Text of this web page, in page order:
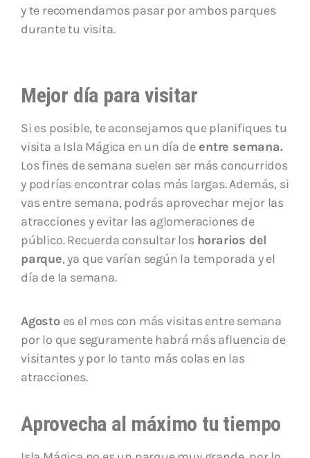
y te recomendamos pasar por ambos parques
durante tu visita.
Mejor día para visitar
Si es posible, te aconsejamos que planifiques tu
visita a Isla Mágica en un día deentre semana.
Los fines de semana suelen ser más concurridos
y podrías encontrar colas más largas. Además, si
vas entre semana, podrás aprovechar mejor las
atracciones y evitar las aglomeraciones de
público. Recuerda consultar los horarios del
parque, ya que varían según la temporada y el
día de la semana.
Agostoes el mes con más visitas entre semana
por lo que seguramente habrá más afluencia de
visitantes y por lo tanto más colas en las
atracciones.
Aprovecha al máximo tu tiempo